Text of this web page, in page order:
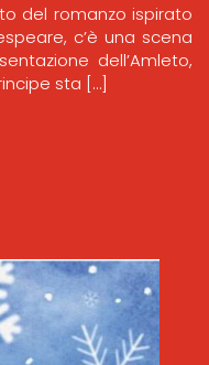
del romanzo ispirato
c’è una scena
dell’Amleto,
sta […]